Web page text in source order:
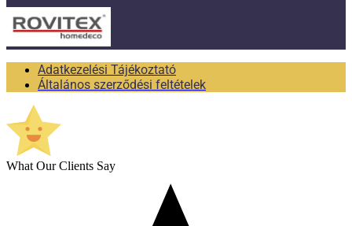
Adatkezelési Tájékoztató
Általános szerződési feltételek
What Our Clients Say